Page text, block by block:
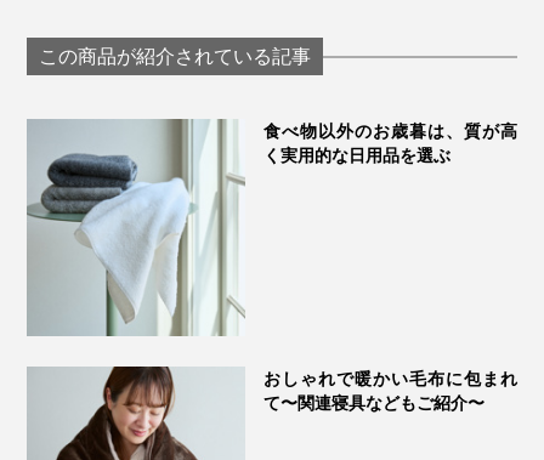
「電気毛布（シング
ル）」｜HEAT-
布」｜LOOM &
SPOOL ルームアンド
この商品が紹介されている記事
食べ物以外のお歳暮は、質が高
く実用的な日用品を選ぶ
おしゃれで暖かい毛布に包まれ
て〜関連寝具などもご紹介〜